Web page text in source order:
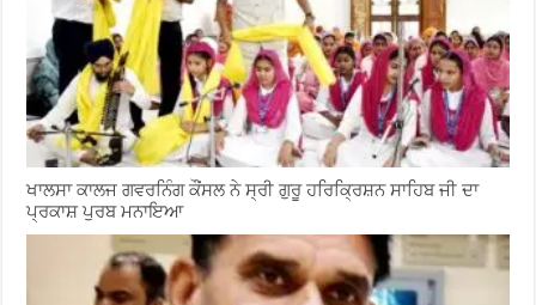
ਖਾਲਸਾ ਕਾਲਜ ਗਵਰਨਿੰਗ ਕੌਂਸਲ ਨੇ ਸ੍ਰੀ ਗੁਰੂ ਹਰਿਕ੍ਰਿਸ਼ਨ ਸਾਹਿਬ ਜੀ ਦਾ
ਪ੍ਰਕਾਸ਼ ਪੁਰਬ ਮਨਾਇਆ